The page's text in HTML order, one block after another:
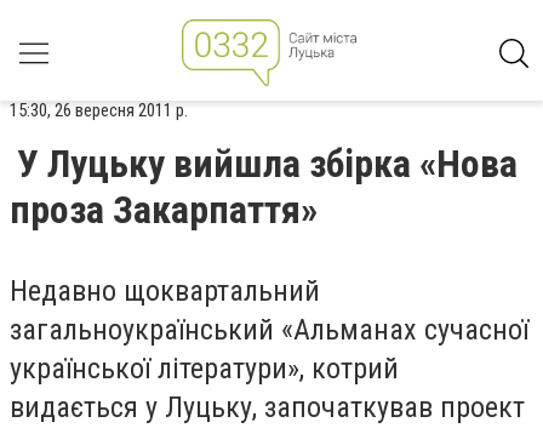
15:30, 26 вересня 2011 р.
У Луцьку вийшла збірка «Нова
проза Закарпаття»
Недавно щоквартальний
загальноукраїнський «Альманах сучасної
української літератури», котрий
видається у Луцьку, започаткував проект